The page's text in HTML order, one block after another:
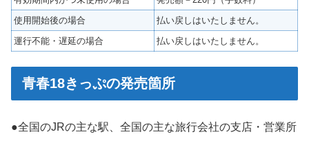
使用開始後の場合
払い戻しはいたしません。
運行不能・遅延の場合
払い戻しはいたしません。
青春18きっぷの発売箇所
●全国のJRの主な駅、全国の主な旅行会社の支店・営業所